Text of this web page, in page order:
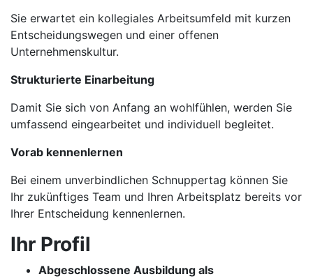
Sie erwartet ein kollegiales Arbeitsumfeld mit kurzen
Entscheidungswegen und einer offenen
Unternehmenskultur.
Strukturierte Einarbeitung
Damit Sie sich von Anfang an wohlfühlen, werden Sie
umfassend eingearbeitet und individuell begleitet.
Vorab kennenlernen
Bei einem unverbindlichen Schnuppertag können Sie
Ihr zukünftiges Team und Ihren Arbeitsplatz bereits vor
Ihrer Entscheidung kennenlernen.
Ihr Profil
Abgeschlossene Ausbildung als